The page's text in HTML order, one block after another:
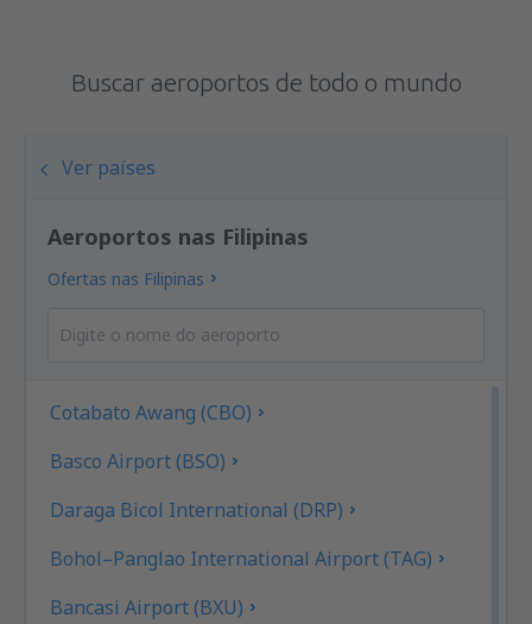
Buscar aeroportos de todo o mundo
Ver países
Aeroportos nas Filipinas
Ofertas nas Filipinas
Cotabato Awang (CBO)
Basco Airport (BSO)
Daraga Bicol International (DRP)
Bohol–Panglao International Airport (TAG)
Bancasi Airport (BXU)